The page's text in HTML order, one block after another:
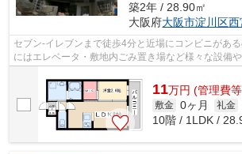
築2年 / 28.90㎡
大阪府大阪市淀川区西
セブン-イレブンまで徒歩4分と近場にコンビニがあ
にはエレベータ・敷地内ごみ置き場など様々な設備
11万円 (管理費
敷金 0ヶ月 礼金
10階 / 1LDK /